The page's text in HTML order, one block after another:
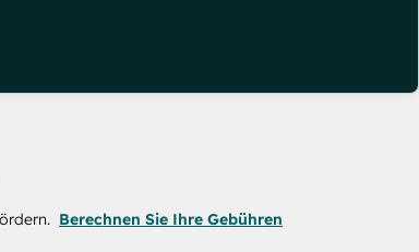
Berechnen Sie Ihre Gebühren